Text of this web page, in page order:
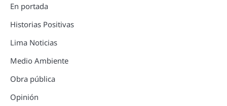
En portada
Historias Positivas
Lima Noticias
Medio Ambiente
Obra pública
Opinión